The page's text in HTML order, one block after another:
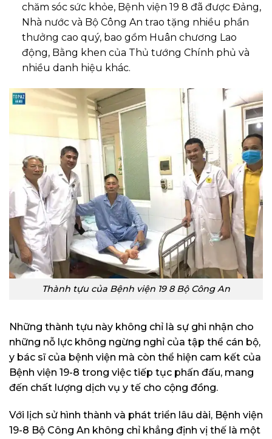
chăm sóc sức khỏe, Bệnh viện 19 8 đã được Đảng,
Nhà nước và Bộ Công An trao tặng nhiều phần
thưởng cao quý, bao gồm Huân chương Lao
động, Bằng khen của Thủ tướng Chính phủ và
nhiều danh hiệu khác.
Thành tựu của Bệnh viện 19 8 Bộ Công An
Những thành tựu này không chỉ là sự ghi nhận cho
những nỗ lực không ngừng nghỉ của tập thể cán bộ,
y bác sĩ của bệnh viện mà còn thể hiện cam kết của
Bệnh viện 19-8 trong việc tiếp tục phấn đấu, mang
đến chất lượng dịch vụ y tế cho cộng đồng.
Với lịch sử hình thành và phát triển lâu dài, Bệnh viện
19-8 Bộ Công An không chỉ khẳng định vị thế là một